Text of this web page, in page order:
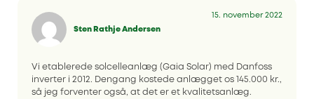
Sten Rathje Andersen
15. november 2022
Vi etablerede solcelleanlæg (Gaia Solar) med Danfoss
inverter i 2012. Dengang kostede anlægget os 145.000 kr.,
så jeg forventer også, at det er et kvalitetsanlæg.